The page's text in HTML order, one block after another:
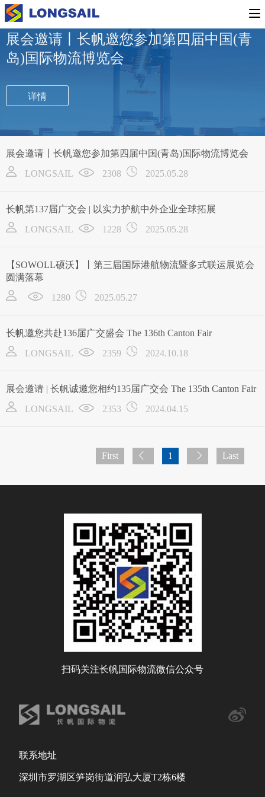
行业新闻 公司新闻 专题活动
展会邀请丨长帆邀您参加第四届中国(青
岛)国际物流博览会
详情
展会邀请丨长帆邀您参加第四届中国(青岛)国际物流博览会
LONGSAIL
2308 2025.05.28
长帆第137届广交会 | 以实力护航中外企业全球拓展
LONGSAIL
1228 2025.05.28
【SOWOLL硕沃】丨第三届国际港航物流暨多式联运展览会
圆满落幕
1280
2025.05.27
长帆邀您共赴136届广交盛会 The 136th Canton Fair
LONGSAIL
2359 2024.10.18
展会邀请 | 长帆诚邀您相约135届广交会 The 135th Canton Fair
LONGSAIL
2353 2024.04.15
First 1 Last
扫码关注长帆国际物流微信公众号
联系地址
深圳市罗湖区笋岗街道润弘大厦T2栋6楼